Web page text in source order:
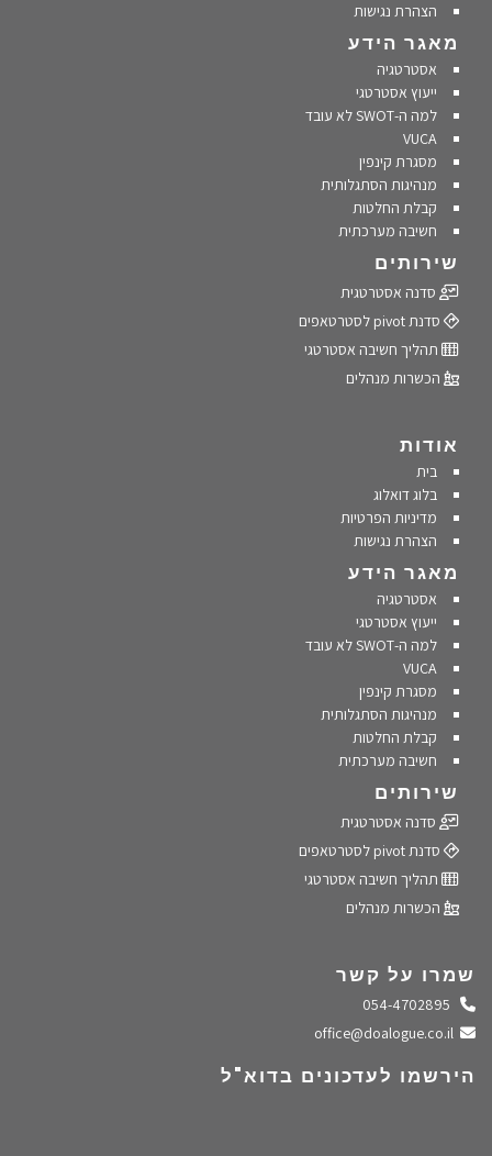
הצהרת נגישות
מאגר הידע
אסטרטגיה
ייעוץ אסטרטגי
למה ה-SWOT לא עובד
VUCA
מסגרת קינפין
מנהיגות הסתגלותית
קבלת החלטות
חשיבה מערכתית
שירותים
סדנה אסטרטגית
סדנת pivot לסטרטאפים
תהליך חשיבה אסטרטגי
הכשרות מנהלים
אודות
בית
בלוג דואלוג
מדיניות הפרטיות
הצהרת נגישות
מאגר הידע
אסטרטגיה
ייעוץ אסטרטגי
למה ה-SWOT לא עובד
VUCA
מסגרת קינפין
מנהיגות הסתגלותית
קבלת החלטות
חשיבה מערכתית
שירותים
סדנה אסטרטגית
סדנת pivot לסטרטאפים
תהליך חשיבה אסטרטגי
הכשרות מנהלים
שמרו על קשר
התקשרו אלינו
שלחו מייל
הירשמו לעדכונים בדוא"ל